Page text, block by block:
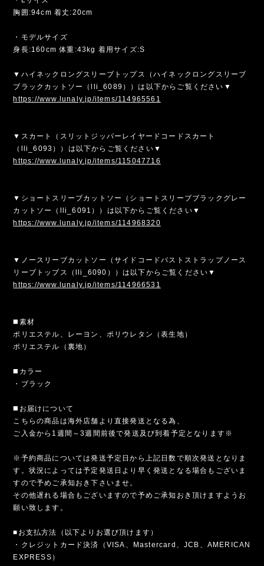
胸囲:94cm 着丈:20cm
・モデルサイズ
身長:160cm 体重:43kg 着用サイズ:S
▼ハイネックロングスリーブトップス（ハイネックロングスリーブ
ブラックカットソー（lli_6089））は以下からご覧ください▼
https://www.lunaly.jp/items/114965561
▼スカート（スリットジッパーレイヤードコードスカート
（lli_6093））は以下からご覧ください▼
https://www.lunaly.jp/items/115047716
▼ショートスリーブカットソー（ショートスリーブブラックグレー
カットソー（lli_6091））は以下からご覧ください▼
https://www.lunaly.jp/items/114968320
▼ノースリーブカットソー（サイドコードバストストラップノース
リーブトップス（lli_6090））は以下からご覧ください▼
https://www.lunaly.jp/items/114966531
◼️素材
ポリエステル、レーヨン、ポリウレタン（表生地）
ポリエステル（裏地）
◼️カラー
・ブラック
◼️お届けについて
こちらの商品は海外店舗より直接発送となる為、
ご入金から1週間～3週間前後で発送及び到着予定となります※
※予約商品については発送予定日から上記日数で順次発送となりま
す。状況によっては予定発送日より早く発送となる場合もございま
すので予めご承知おき下さいませ。
その他遅れる場合もございますので予めご承知おき頂けますようお
願い致します。
■お支払方法（以下よりお選び頂けます）
・クレジットカード決済（VISA、Mastercard、JCB、AMERICAN
EXPRESS）